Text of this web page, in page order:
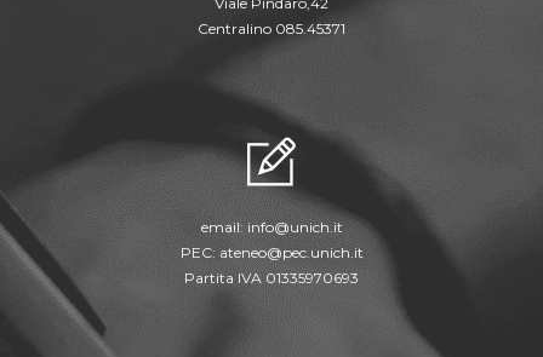
Centralino 085.45371
email: info@unich.it
PEC: ateneo@pec.unich.it
Partita IVA 01335970693